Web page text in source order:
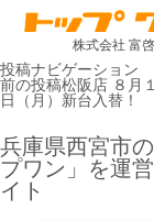
株式会社 富啓
投稿ナビゲーション
前の投稿松阪店 ８月
日（月）新台入替！
兵庫県西宮市
プワン」を運
イト